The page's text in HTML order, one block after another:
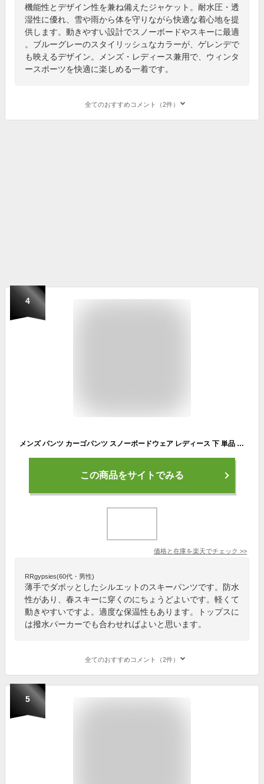
機能性とデザイン性を兼ね備えたジャケット。耐水圧・透
湿性に優れ、雪や雨から体を守りながら快適な着心地を提
供します。動きやすい設計でスノーボードやスキーに最適
。ブルーグレーのスタイリッシュなカラーが、ゲレンデで
も映えるデザイン。メンズ・レディース兼用で、ウィンタ
ースポーツを快適に楽しめる一着です。
全てのおすすめコメント（2件）
4
メンズ パンツ カーゴパンツ スノーボードウェア レディース 下 単品 トムス カジュアルパンツ 防水 春 おしゃれ スキーパンツ スノーボードウェア 撥水 薄手 ロングズボン 秋 雪遊び ボードウェア スノボウェア
この商品をサイトでみる
価格と在庫を楽天でチェック >>
RRgypsies(60代・男性)
薄手でダボッとしたシルエットのスキーパンツです。防水
性があり、春スキーに穿くのにちょうどよいです。軽くて
動きやすいですよ。適度な保温性もあります。トップスに
は撥水パーカーでも合わせればよいと思います。
全てのおすすめコメント（2件）
5